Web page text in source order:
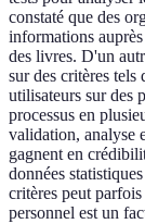
constaté que des
informations
des livres. D'un
sur des critères
utilisateurs sur des
processus en
validation, analyse
gagnent en
données
critères peut
personnel est un